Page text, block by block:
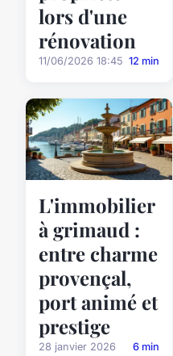
lors d'une
rénovation
11/06/2026 18:45 12 min
L'immobilier
à grimaud :
entre charme
provençal,
port animé et
prestige
28 janvier 2026 6 min